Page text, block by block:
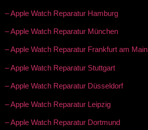
– Apple Watch Reparatur Hamburg
– Apple Watch Reparatur München
– Apple Watch Reparatur Frankfurt am Main
– Apple Watch Reparatur Stuttgart
– Apple Watch Reparatur Düsseldorf
– Apple Watch Reparatur Leipzig
– Apple Watch Reparatur Dortmund